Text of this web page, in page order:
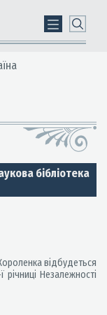
бібліотека
відбудеться
Незалежності